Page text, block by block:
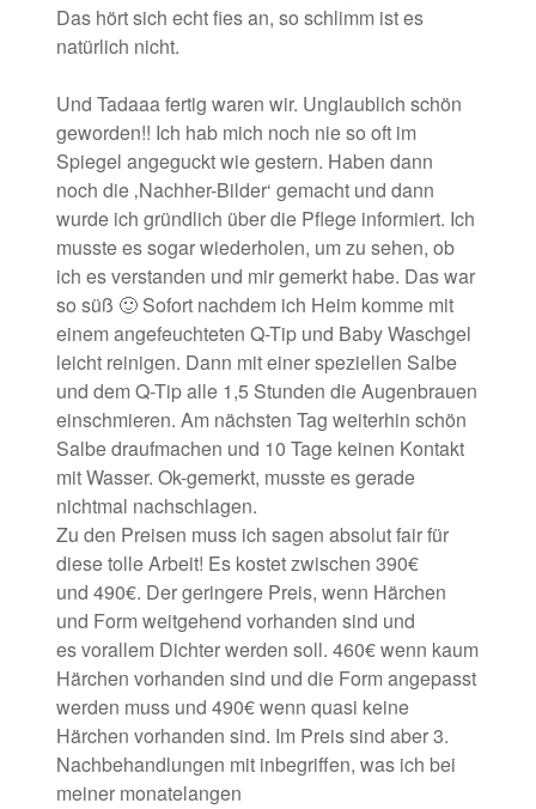
Das hört sich echt fies an, so schlimm ist es
natürlich nicht.
Und Tadaaa fertig waren wir. Unglaublich schön
geworden!! Ich hab mich noch nie so oft im
Spiegel angeguckt wie gestern. Haben dann
noch die ‚Nachher-Bilder‘ gemacht und dann
wurde ich gründlich über die Pflege informiert. Ich
musste es sogar wiederholen, um zu sehen, ob
ich es verstanden und mir gemerkt habe. Das war
so süß 🙂 Sofort nachdem ich Heim komme mit
einem angefeuchteten Q-Tip und Baby Waschgel
leicht reinigen. Dann mit einer speziellen Salbe
und dem Q-Tip alle 1,5 Stunden die Augenbrauen
einschmieren. Am nächsten Tag weiterhin schön
Salbe draufmachen und 10 Tage keinen Kontakt
mit Wasser. Ok-gemerkt, musste es gerade
nichtmal nachschlagen.
Zu den Preisen muss ich sagen absolut fair für
diese tolle Arbeit! Es kostet zwischen 390€
und 490€. Der geringere Preis, wenn Härchen
und Form weitgehend vorhanden sind und
es vorallem Dichter werden soll. 460€ wenn kaum
Härchen vorhanden sind und die Form angepasst
werden muss und 490€ wenn quasi keine
Härchen vorhanden sind. Im Preis sind aber 3.
Nachbehandlungen mit inbegriffen, was ich bei
meiner monatelangen